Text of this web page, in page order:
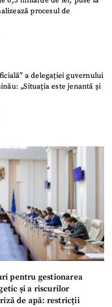
procesul de
a delegației guvernului
„Situația este jenantă și
pentru gestionarea
și a riscurilor
de apă: restricții